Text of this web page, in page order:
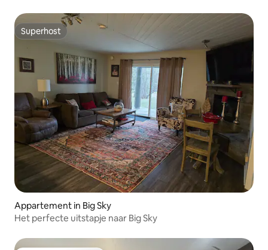
Superhost
Superhost
Appartement in Big Sky
Het perfecte uitstapje naar Big Sky